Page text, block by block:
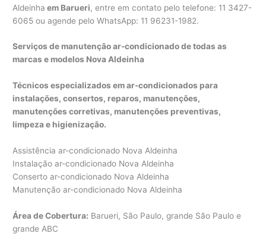
Aldeinha em Barueri, entre em contato pelo telefone: 11 3427-
6065 ou agende pelo WhatsApp: 11 96231-1982.
Serviços de manutenção ar-condicionado de todas as
marcas e modelos Nova Aldeinha
Técnicos especializados em ar-condicionados para
instalações, consertos, reparos, manutenções,
manutenções corretivas, manutenções preventivas,
limpeza e higienização.
Assistência ar-condicionado Nova Aldeinha
Instalação ar-condicionado Nova Aldeinha
Conserto ar-condicionado Nova Aldeinha
Manutenção ar-condicionado Nova Aldeinha
Área de Cobertura: Barueri, São Paulo, grande São Paulo e
grande ABC